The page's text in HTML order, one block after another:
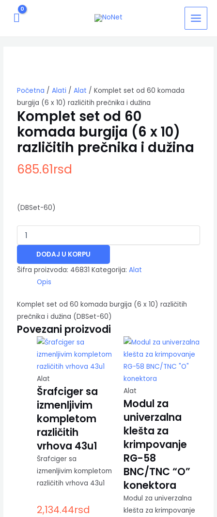
MAIN
MENU
Početna / Alati / Alat / Komplet set od 60 komada
burgija (6 x 10) različitih prečnika i dužina
Komplet set od 60
komada burgija (6 x 10)
različitih prečnika i dužina
685.61rsd
(DBSet-60)
burgija
(6
x
10)
različitih
prečnika
količina
DODAJ U KORPU
Šifra proizvoda: 46831 Kategorija: Alat
Opis
Komplet set od 60 komada burgija (6 x 10) različitih
prečnika i dužina (DBSet-60)
Povezani proizvodi
Alat
Šrafciger sa
izmenljivim
kompletom
različitih
vrhova 43u1
Šrafciger sa
izmenljivim kompletom
različitih vrhova 43u1
2,134.44rsd
Alat
Modul za
univerzalna
klešta za
krimpovanje
RG-58
BNC/TNC “O”
konektora
Modul za univerzalna
klešta za krimpovanje